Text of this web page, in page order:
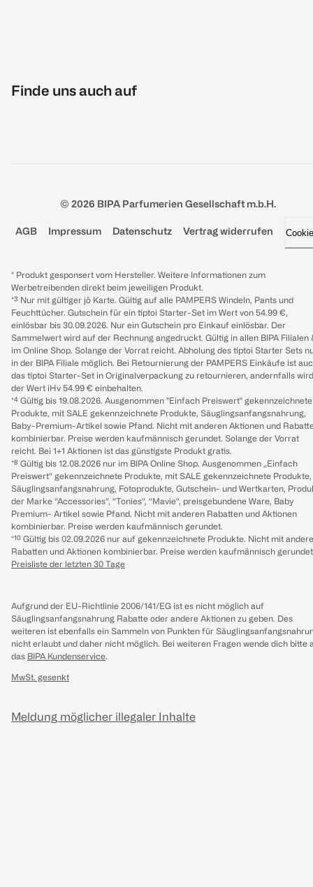
Finde uns auch auf
© 2026 BIPA Parfumerien Gesellschaft m.b.H.
AGB Impressum Datenschutz Vertrag widerrufen
* Produkt gesponsert vom Hersteller. Weitere Informationen zum
Werbetreibenden direkt beim jeweiligen Produkt.
*³ Nur mit gültiger jö Karte. Gültig auf alle PAMPERS Windeln, Pants und
Feuchttücher. Gutschein für ein tiptoi Starter-Set im Wert von 54.99 €,
einlösbar bis 30.09.2026. Nur ein Gutschein pro Einkauf einlösbar. Der
Sammelwert wird auf der Rechnung angedruckt. Gültig in allen BIPA Filialen
im Online Shop. Solange der Vorrat reicht. Abholung des tiptoi Starter Sets
in der BIPA Filiale möglich. Bei Retournierung der PAMPERS Einkäufe ist
das tiptoi Starter-Set in Originalverpackung zu retournieren, andernfalls wird
der Wert iHv 54.99 € einbehalten.
*⁴ Gültig bis 19.08.2026. Ausgenommen "Einfach Preiswert" gekennzeichnete
Produkte, mit SALE gekennzeichnete Produkte, Säuglingsanfangsnahrung,
Baby-Premium-Artikel sowie Pfand. Nicht mit anderen Aktionen und
kombinierbar. Preise werden kaufmännisch gerundet. Solange der Vorrat
reicht. Bei 1+1 Aktionen ist das günstigste Produkt gratis.
*⁸ Gültig bis 12.08.2026 nur im BIPA Online Shop. Ausgenommen „Einfach
Preiswert“ gekennzeichnete Produkte, mit SALE gekennzeichnete Produkte,
Säuglingsanfangsnahrung, Fotoprodukte, Gutschein- und Wertkarten,
der Marke “Accessories“, “Tonies“, “Mavie“, preisgebundene Ware, Baby
Premium- Artikel sowie Pfand. Nicht mit anderen Rabatten und Aktionen
kombinierbar. Preise werden kaufmännisch gerundet.
*¹⁰ Gültig bis 02.09.2026 nur auf gekennzeichnete Produkte. Nicht mit
Rabatten und Aktionen kombinierbar. Preise werden kaufmännisch
Preisliste der letzten 30 Tage
Aufgrund der EU-Richtlinie 2006/141/EG ist es nicht möglich auf
Säuglingsanfangsnahrung Rabatte oder andere Aktionen zu geben. Des
weiteren ist ebenfalls ein Sammeln von Punkten für
nicht erlaubt und daher nicht möglich. Bei weiteren Fragen wende dich bitte
das BIPA Kundenservice.
MwSt. gesenkt
Meldung möglicher illegaler Inhalte